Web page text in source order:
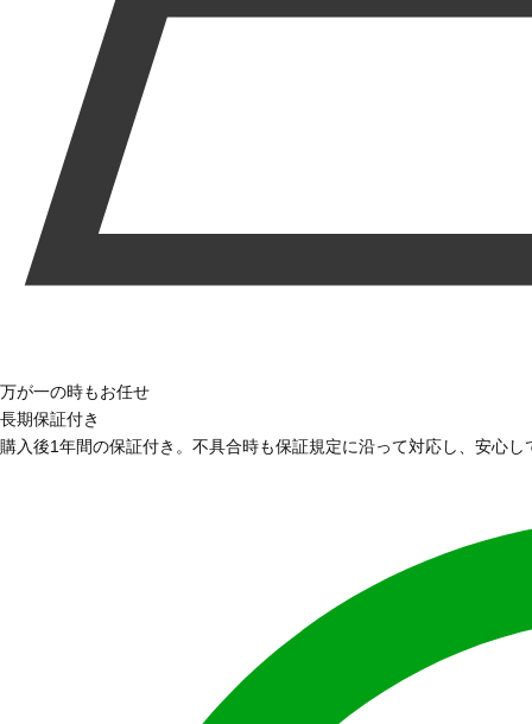
万が一の時もお任せ
長期保証付き
購入後1年間の保証付き。不具合時も保証規定に沿って対応し、安心